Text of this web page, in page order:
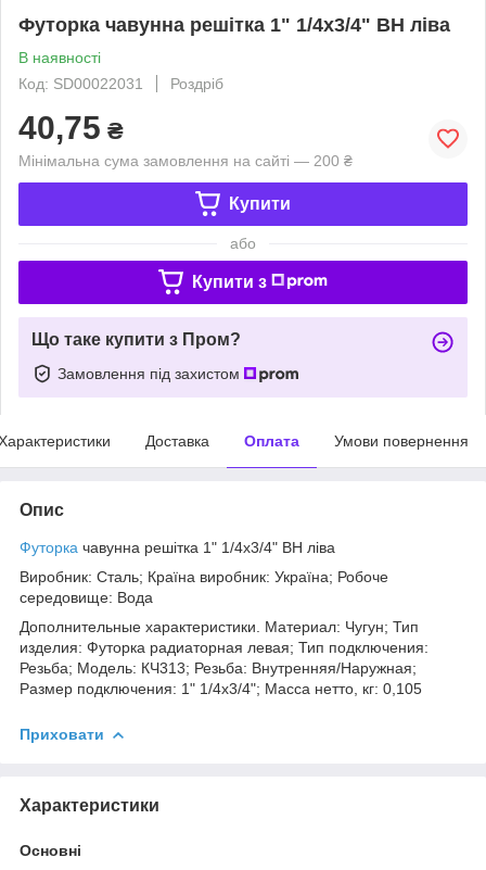
Футорка чавунна решітка 1" 1/4х3/4" ВН ліва
В наявності
Код: SD00022031
Роздріб
40,75 ₴
Мінімальна сума замовлення на сайті — 200 ₴
Купити
або
Купити з
Що таке купити з Пром?
Замовлення під захистом
Доставка Оплата Умови повернення
Опис
Футорка чавунна решітка 1" 1/4х3/4" ВН ліва
Виробник: Сталь; Країна виробник: Україна; Робоче
середовище: Вода
Дополнительные характеристики. Материал: Чугун; Тип
изделия: Футорка радиаторная левая; Тип подключения:
Резьба; Модель: КЧ313; Резьба: Внутренняя/Наружная;
Размер подключения: 1" 1/4х3/4"; Масса нетто, кг: 0,105
Приховати
Характеристики
Основні